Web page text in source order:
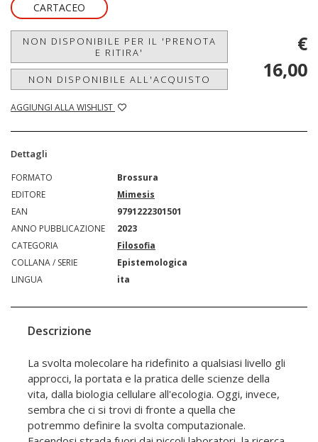
CARTACEO
NON DISPONIBILE PER IL 'PRENOTA
E RITIRA'
NON DISPONIBILE ALL'ACQUISTO
AGGIUNGI ALLA WISHLIST
€
16,00
Dettagli
FORMATO
Brossura
EDITORE
Mimesis
EAN
9791222301501
ANNO PUBBLICAZIONE
2023
CATEGORIA
Filosofia
COLLANA / SERIE
Epistemologica
LINGUA
ita
Descrizione
La svolta molecolare ha ridefinito a qualsiasi livello gli
approcci, la portata e la pratica delle scienze della
vita, dalla biologia cellulare all'ecologia. Oggi, invece,
sembra che ci si trovi di fronte a quella che
potremmo definire la svolta computazionale.